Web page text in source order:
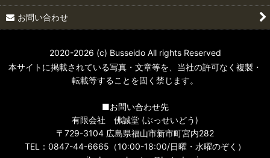
お問い合わせ
2020-2026 (c) Busseido All rights Reserved
本サイトに掲載されている写真・文章等を、当社の許可なく複製・
転載等することを固く禁じます。
■お問い合わせ先
有限会社 佛誠堂 (ぶっせいどう)
〒729-3104 広島県福山市新市町宮内282
TEL：0847-44-6665（10:00-18:00/日曜・水曜のぞく）